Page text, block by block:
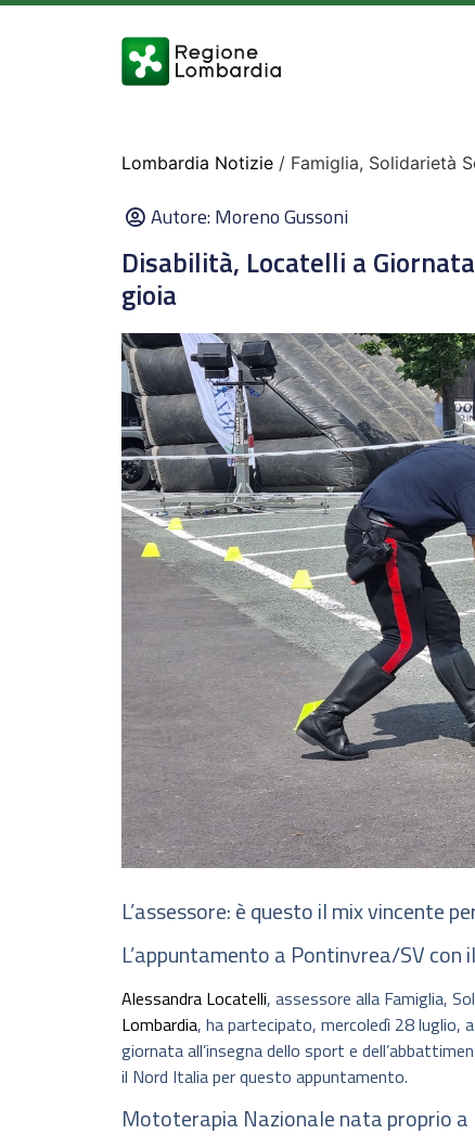
Lombardia Notizie / Famiglia, Solidarietà
Autore:Moreno Gussoni
Disabilità, Locatelli a
gioia
L’assessore: è questo il mix vincente
L’appuntamento a Pontinvrea/SV con
Alessandra Locatelli, assessore alla Famiglia,
Lombardia, ha partecipato, mercoledì 28 luglio,
giornata all’insegna dello sport e
il Nord Italia per questo appuntamento.
Mototerapia Nazionale nata proprio